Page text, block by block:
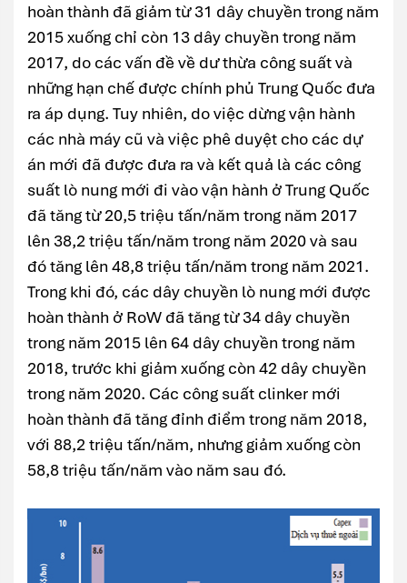
hoàn thành đã giảm từ 31 dây chuyền trong năm
2015 xuống chỉ còn 13 dây chuyền trong năm
2017, do các vấn đề về dư thừa công suất và
những hạn chế được chính phủ Trung Quốc đưa
ra áp dụng. Tuy nhiên, do việc dừng vận hành
các nhà máy cũ và việc phê duyệt cho các dự
án mới đã được đưa ra và kết quả là các công
suất lò nung mới đi vào vận hành ở Trung Quốc
đã tăng từ 20,5 triệu tấn/năm trong năm 2017
lên 38,2 triệu tấn/năm trong năm 2020 và sau
đó tăng lên 48,8 triệu tấn/năm trong năm 2021.
Trong khi đó, các dây chuyền lò nung mới được
hoàn thành ở RoW đã tăng từ 34 dây chuyền
trong năm 2015 lên 64 dây chuyền trong năm
2018, trước khi giảm xuống còn 42 dây chuyền
trong năm 2020. Các công suất clinker mới
hoàn thành đã tăng đỉnh điểm trong năm 2018,
với 88,2 triệu tấn/năm, nhưng giảm xuống còn
58,8 triệu tấn/năm vào năm sau đó.